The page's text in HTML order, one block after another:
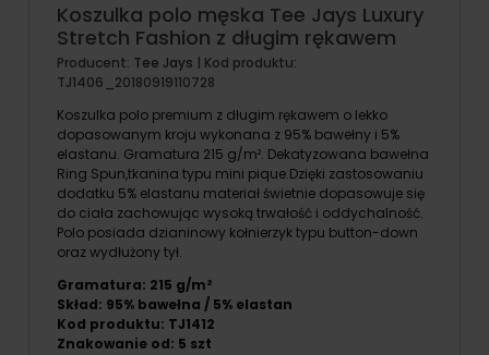
Koszulka polo męska Tee Jays Luxury
Stretch Fashion z długim rękawem
Producent: Tee Jays | Kod produktu:
TJ1406_20180919110728
Koszulka polo premium z długim rękawem o lekko
dopasowanym kroju wykonana z 95% bawełny i 5%
elastanu. Gramatura 215 g/m². Dekatyzowana bawełna
Ring Spun,tkanina typu mini pique.Dzięki zastosowaniu
dodatku 5% elastanu materiał świetnie dopasowuje się
do ciała zachowując wysoką trwałość i oddychalność.
Polo posiada dzianinowy kołnierzyk typu button-down
oraz wydłużony tył.
Gramatura: 215 g/m²
Skład: 95% bawełna / 5% elastan
Kod produktu: TJ1412
Znakowanie od: 5 szt